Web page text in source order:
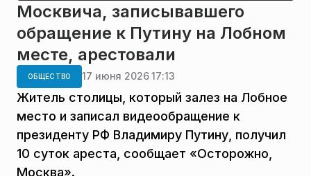
Москвича, записывавшего
обращение к Путину на Лобном
месте, арестовали
ОБЩЕСТВО 17 июня 2026 17:13
Житель столицы, который залез на Лобное
место и записал видеообращение к
президенту РФ Владимиру Путину, получил
10 суток ареста, сообщает «Осторожно,
Москва».